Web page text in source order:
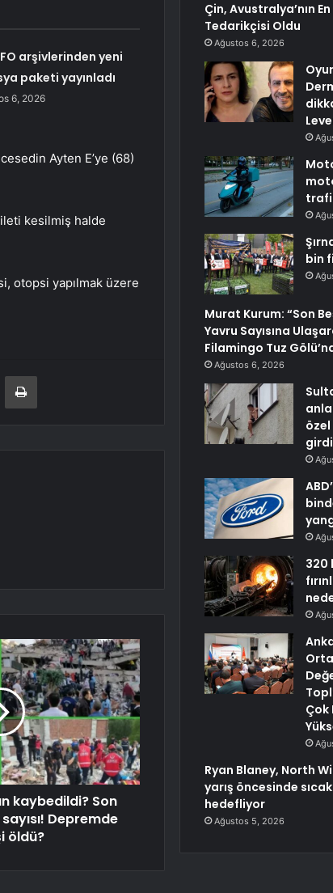
arşivlerinden yeni
paketi yayınladı
6, 2026
Ayten E’ye (68)
kesilmiş halde
otopsi yapılmak üzere
E-Posta ile paylaş Yazdır
kaybedildi? Son
Depremde
öldü?
Çin, Avustralya’nın
Tedarikçisi Oldu
Ağustos 6, 2026
bin
Murat Kurum: “Son
Yavru Sayısına
Filamingo Tuz
Ağustos 6, 2026
320
Çok
Ryan Blaney, North
yarış öncesinde
hedefliyor
Ağustos 5, 2026